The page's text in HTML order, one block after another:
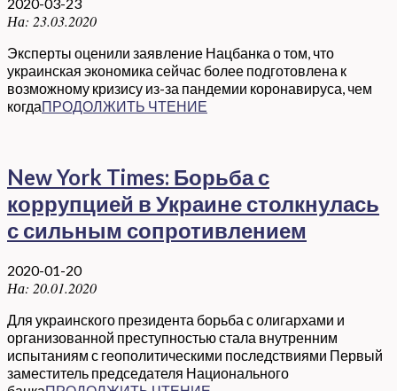
На: 23.03.2020
Эксперты оценили заявление Нацбанка о том, что
украинская экономика сейчас более подготовлена к
возможному кризису из-за пандемии коронавируса, чем
когдаПРОДОЛЖИТЬ ЧТЕНИЕ
New York Times: Борьба с
коррупцией в Украине столкнулась
с сильным сопротивлением
2020-01-20
На: 20.01.2020
Для украинского президента борьба с олигархами и
организованной преступностью стала внутренним
испытаниям с геополитическими последствиями Первый
заместитель председателя Национального